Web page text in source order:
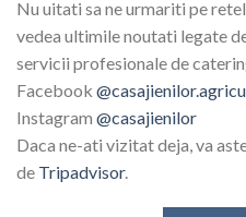
Nu uitati sa ne urmariti pe
vedea ultimile noutati legate
servicii profesionale de
Facebook
Instagram @casajienilor
Daca ne-ati vizitat deja, va
de Tripadvisor.